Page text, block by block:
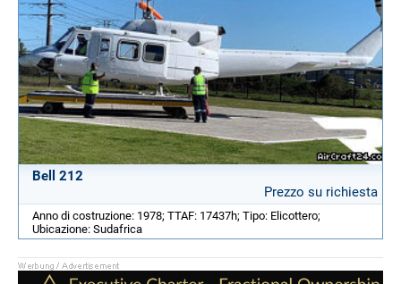
Bell 212
Prezzo su richiesta
Anno di costruzione: 1978; TTAF: 17437h; Tipo: Elicottero;
Ubicazione: Sudafrica